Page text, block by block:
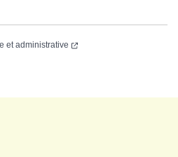
et administrative